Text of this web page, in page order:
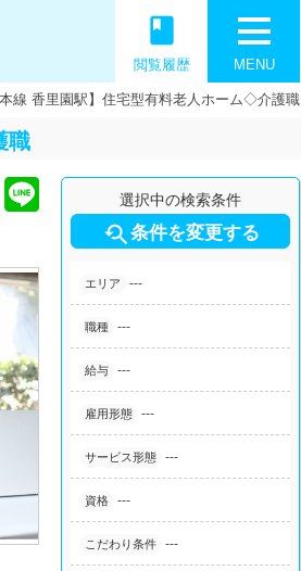
MENU
book
閲覧履歴
線 香里園駅】住宅型有料老人ホーム◇介護職
職
選択中の検索条件
条件を変更する
エリア ---
職種 ---
給与 ---
雇用形態 ---
サービス形態 ---
資格 ---
こだわり条件 ---